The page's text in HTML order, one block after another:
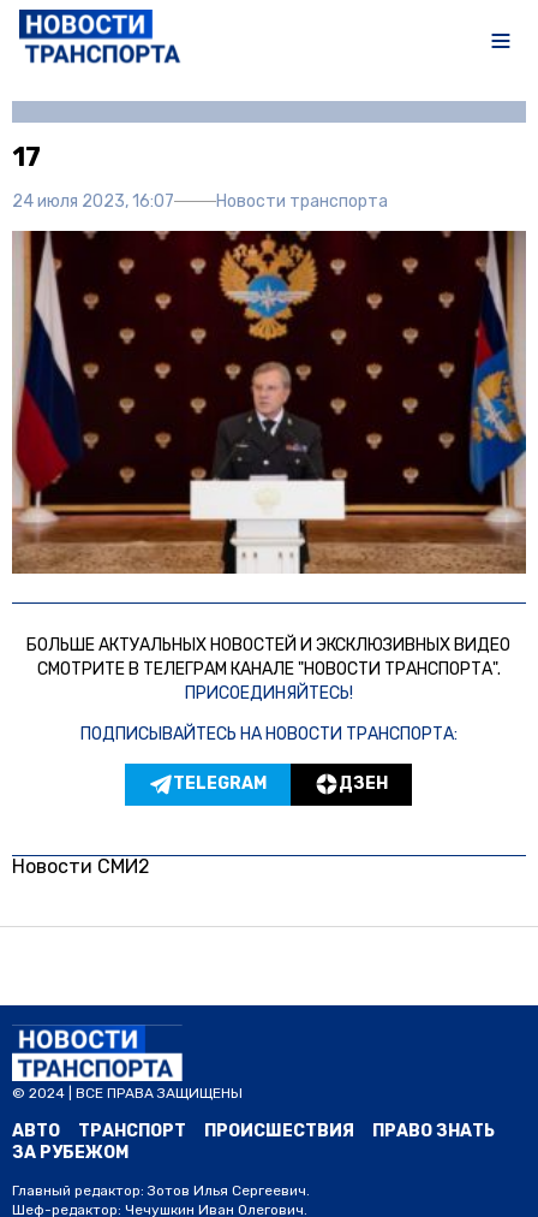
17
24 июля 2023, 16:07 Новости транспорта
БОЛЬШЕ АКТУАЛЬНЫХ НОВОСТЕЙ И ЭКСКЛЮЗИВНЫХ ВИДЕО
СМОТРИТЕ В ТЕЛЕГРАМ КАНАЛЕ "НОВОСТИ ТРАНСПОРТА".
ПРИСОЕДИНЯЙТЕСЬ!
ПОДПИСЫВАЙТЕСЬ НА НОВОСТИ ТРАНСПОРТА:
TELEGRAM ДЗЕН
Новости СМИ2
© 2024 | ВСЕ ПРАВА ЗАЩИЩЕНЫ
АВТО ТРАНСПОРТ ПРОИСШЕСТВИЯ
ПРАВО ЗНАТЬ
ЗА РУБЕЖОМ
Главный редактор: Зотов Илья Сергеевич.
Шеф-редактор: Чечушкин Иван Олегович.